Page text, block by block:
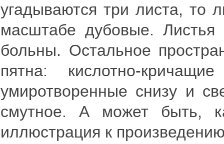
угадываются три листа, то
масштабе дубовые. Листья
больны. Остальное
пятна: кислотно-
умиротворенные снизу и
смутное. А может быть,
иллюстрация к